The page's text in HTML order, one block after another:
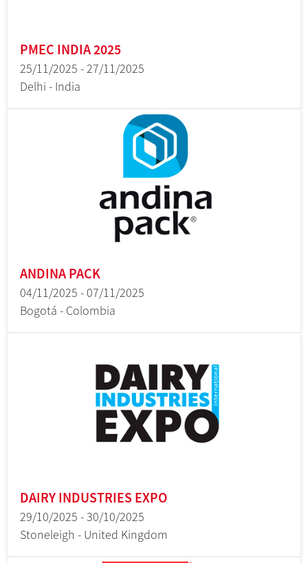
PMEC INDIA 2025
25/11/2025 - 27/11/2025
Delhi - India
ANDINA PACK
04/11/2025 - 07/11/2025
Bogotá - Colombia
DAIRY INDUSTRIES EXPO
29/10/2025 - 30/10/2025
Stoneleigh - United Kingdom